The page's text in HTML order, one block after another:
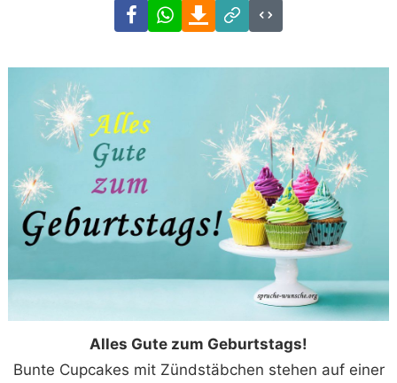
FacebookWhatsAppDownload
Link
Code
Alles Gute zum Geburtstags!
Bunte Cupcakes mit Zündstäbchen stehen auf einer